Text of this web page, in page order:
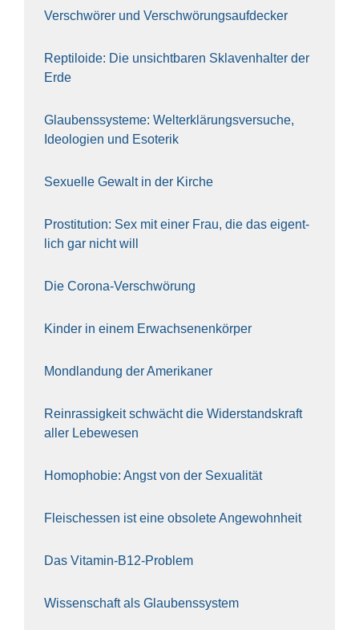
Ver­schwö­rer und Verschwörungs­aufdecker
Rep­ti­lo­ide: Die unsicht­ba­ren Skla­ven­hal­ter der
Erde
Glau­bens­sys­te­me: Welt­erklä­rungs­ver­su­che,
Ideo­lo­gien und Eso­te­rik
Sexu­el­le Gewalt in der Kir­che
Pro­sti­tu­ti­on: Sex mit einer Frau, die das eigent­
lich gar nicht will
Die Coro­na-Ver­schwö­rung
Kin­der in einem Erwach­se­nen­kör­per
Mond­lan­dung der Ame­ri­ka­ner
Rein­ras­sig­keit schwächt die Wider­stands­kraft
aller Lebe­we­sen
Homo­pho­bie: Angst von der Sexua­li­tät
Fleisch­essen ist eine obso­le­te An‍ge‍wohn‍heit
Das Vit­amin-B12-Pro­blem
Wis­sen­schaft als Glau­bens­sys­tem